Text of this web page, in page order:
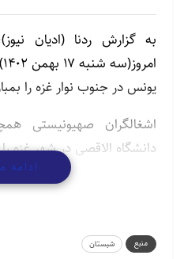
به گزارش ردنا (ادیان
یونس در جنوب نوار غزه را
اشغالگران صهیونیستی
دانشگاه الاقصی در شهر غزه
حمایت از اسرائیل برای یهودیان جوان
ادامه
منبع
شبستان